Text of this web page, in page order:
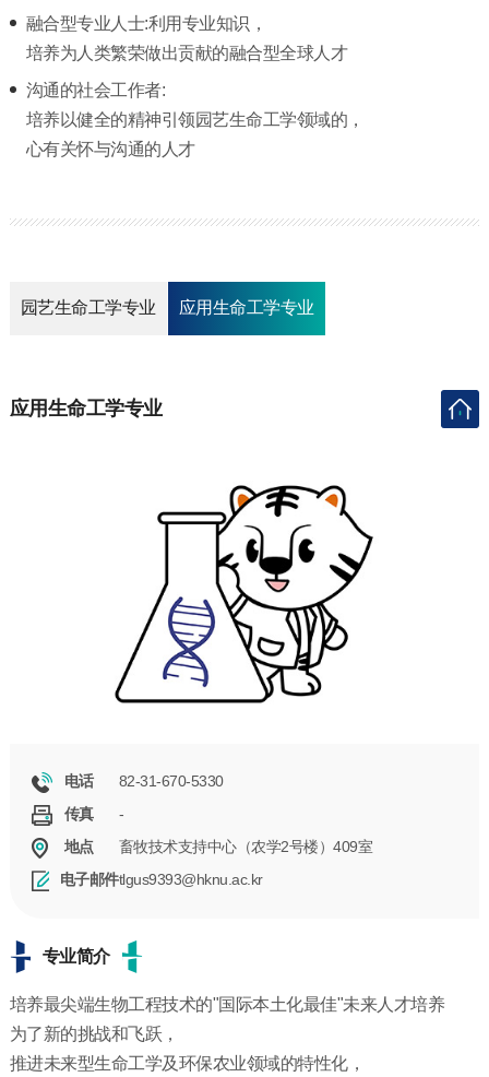
融合型专业人士:利用专业知识，
培养为人类繁荣做出贡献的融合型全球人才
沟通的社会工作者:
培养以健全的精神引领园艺生命工学领域的，
心有关怀与沟通的人才
园艺生命工学专业 应用生命工学专业
应用生命工学专业
电话
82-31-670-5330
传真
-
地点
畜牧技术支持中心（农学2号楼）409室
电子邮件tlgus9393@hknu.ac.kr
专业简介
培养最尖端生物工程技术的"国际本土化最佳"未来人才培养
为了新的挑战和飞跃，
推进未来型生命工学及环保农业领域的特性化，